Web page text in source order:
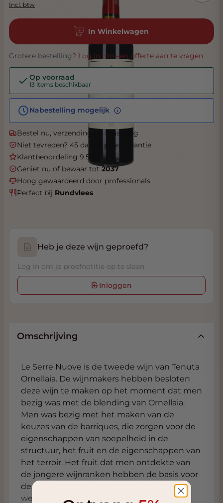
Incl. btw
In Winkelwagen
Grotere bestelling? Log in om een offerte aan te vragen
Op voorraad
13 items beschikbaar
Nabestelling mogelijk
Bestel nu, verzending op maandag
Niet tevreden? 45 dagen proefgarantie
Klantbeoordeling 9.5/10
Geniet nu of bewaar tot2037
Hoog gewaardeerd door professionals
Perfect bij Rundvlees
Heb je deze wijn geproefd?
Log in om je proefnotitie op te slaan.
Inloggen
Omschrijving
Le Serre Nuove is de tweede wijn van Tenuta
Ornellaia. De wijnmakers hebben besloten
deze wijn te maken op het moment dat men
bezig was met de blending van Ornellaia.
Men was bezig met het maken van de
keuzes van de barriques, die zorgen voor de
eigenschappen van soepelheid in de
structuur, het fruit en de eigenschappen van
het terroir. Het fruit dat men ontdekte van
de jongere wijnranken hebben de basis voor
deze wijn gelegd. Ongekend fraaie wijn
welke significant voordeliger is dan de